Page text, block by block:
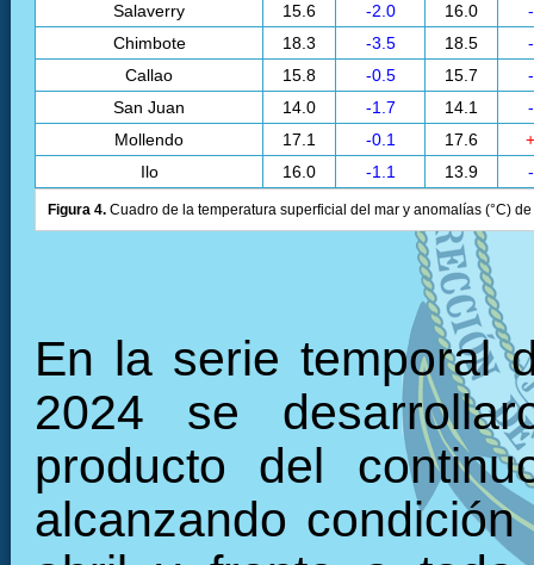
Salaverry
15.6 -2.0 16.0
Chimbote
18.3 -3.5 18.5
Callao
15.8 -0.5 15.7
San Juan
14.0 -1.7 14.1
Mollendo
17.1 -0.1 17.6
Ilo
16.0 -1.1 13.9
Figura 4. Cuadro de la temperatura superficial del mar y anomalías (°C)
En la serie temporal
2024 se
producto del
alcanzando